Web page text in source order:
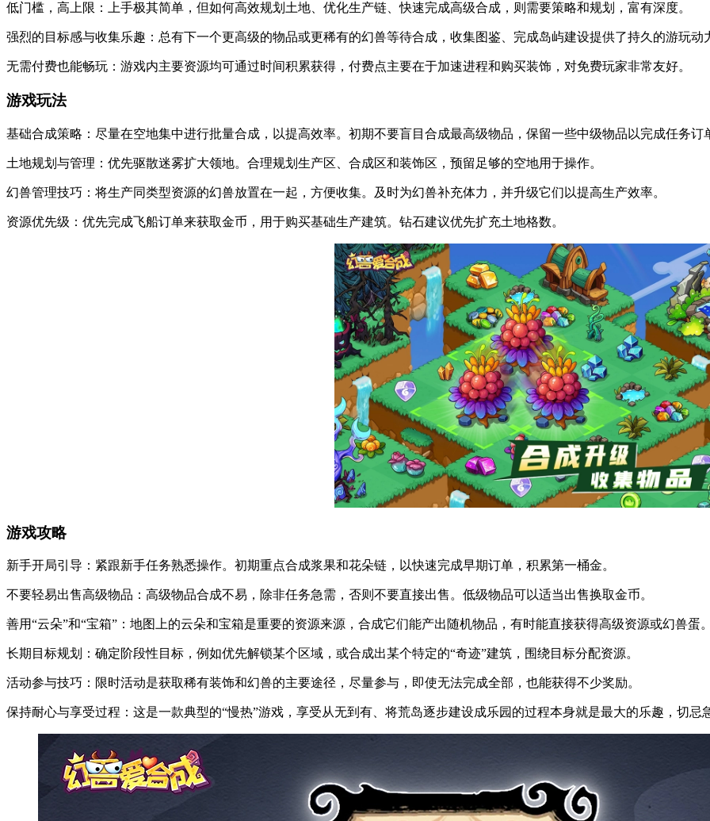
低门槛，高上限：上手极其简单，但如何高效规划土地、优化生产链、快速完成高级合成，则需要策略和规划，富有深度。
强烈的目标感与收集乐趣：总有下一个更高级的物品或更稀有的幻兽等待合成，收集图鉴、完成岛屿建设提供了持久的游玩动
无需付费也能畅玩：游戏内主要资源均可通过时间积累获得，付费点主要在于加速进程和购买装饰，对免费玩家非常友好。
游戏玩法
基础合成策略：尽量在空地集中进行批量合成，以提高效率。初期不要盲目合成最高级物品，保留一些中级物品以完成任务订
土地规划与管理：优先驱散迷雾扩大领地。合理规划生产区、合成区和装饰区，预留足够的空地用于操作。
幻兽管理技巧：将生产同类型资源的幻兽放置在一起，方便收集。及时为幻兽补充体力，并升级它们以提高生产效率。
资源优先级：优先完成飞船订单来获取金币，用于购买基础生产建筑。钻石建议优先扩充土地格数。
游戏攻略
新手开局引导：紧跟新手任务熟悉操作。初期重点合成浆果和花朵链，以快速完成早期订单，积累第一桶金。
不要轻易出售高级物品：高级物品合成不易，除非任务急需，否则不要直接出售。低级物品可以适当出售换取金币。
善用“云朵”和“宝箱”：地图上的云朵和宝箱是重要的资源来源，合成它们能产出随机物品，有时能直接获得高级资源或幻兽蛋
长期目标规划：确定阶段性目标，例如优先解锁某个区域，或合成出某个特定的“奇迹”建筑，围绕目标分配资源。
活动参与技巧：限时活动是获取稀有装饰和幻兽的主要途径，尽量参与，即使无法完成全部，也能获得不少奖励。
保持耐心与享受过程：这是一款典型的“慢热”游戏，享受从无到有、将荒岛逐步建设成乐园的过程本身就是最大的乐趣，切忌